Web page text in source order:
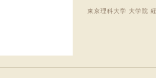
東京理科大学 大学院